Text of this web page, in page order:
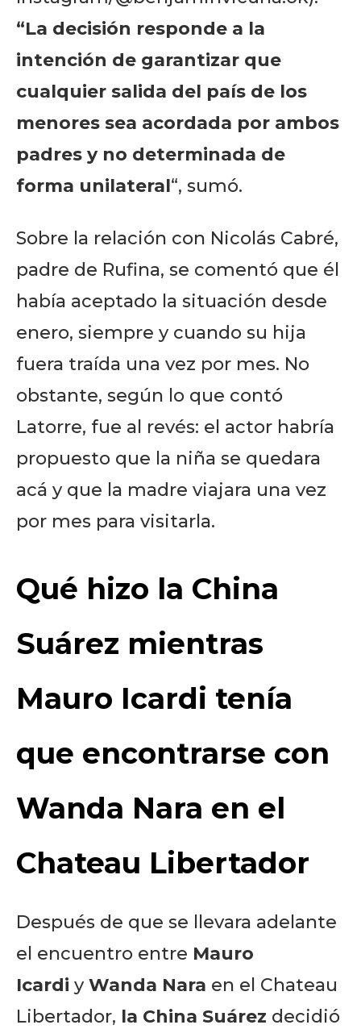
“La decisión responde a la
intención de garantizar que
cualquier salida del país de los
menores sea acordada por ambos
padres y no determinada de
forma unilateral“, sumó.
Sobre la relación con Nicolás Cabré,
padre de Rufina, se comentó que él
había aceptado la situación desde
enero, siempre y cuando su hija
fuera traída una vez por mes. No
obstante, según lo que contó
Latorre, fue al revés: el actor habría
propuesto que la niña se quedara
acá y que la madre viajara una vez
por mes para visitarla.
Qué hizo la China
Suárez mientras
Mauro Icardi tenía
que encontrarse con
Wanda Nara en el
Chateau Libertador
Después de que se llevara adelante
el encuentro entre Mauro
Icardi y Wanda Nara en el Chateau
Libertador, la China Suárez decidió